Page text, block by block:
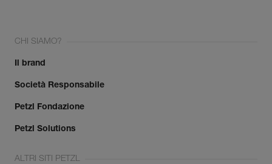
CHI SIAMO?
Il brand
Società Responsabile
Petzl Fondazione
Petzl Solutions
ALTRI SITI PETZL